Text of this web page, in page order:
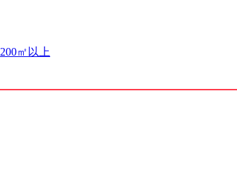
200㎡以上